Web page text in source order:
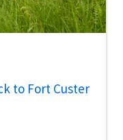
to Fort Custer